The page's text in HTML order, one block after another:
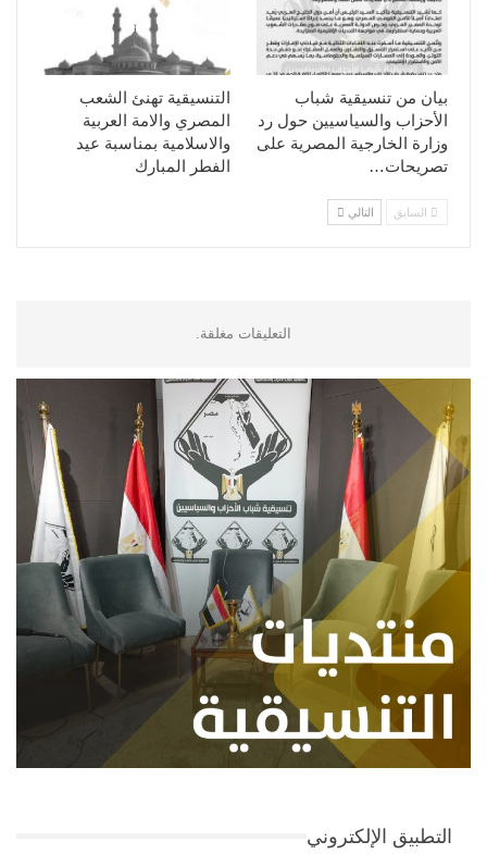
التنسيقية تهنئ الشعب
المصري والامة العربية
والاسلامية بمناسبة عيد
الفطر المبارك
بيان من تنسيقية شباب
الأحزاب والسياسيين حول رد
وزارة الخارجية المصرية على
تصريحات…
السابق التالي
التعليقات مغلقة.
التطبيق الإلكتروني